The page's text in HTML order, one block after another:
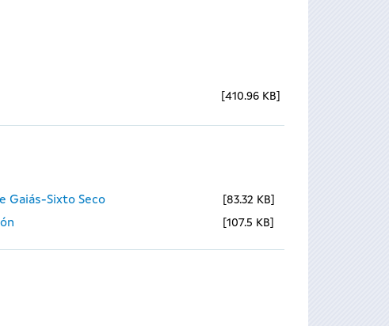
410.96 KB
Gaiás-Sixto Seco 83.32 KB
107.5 KB